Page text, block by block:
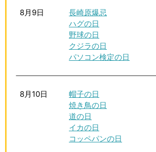
8月9日
長崎原爆忌
ハグの日
野球の日
クジラの日
パソコン検定の日
8月10日
帽子の日
焼き鳥の日
道の日
イカの日
コッペパンの日